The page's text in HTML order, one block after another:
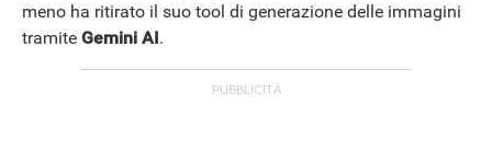
meno ha ritirato il suo tool di generazione delle immagini
tramite Gemini AI.